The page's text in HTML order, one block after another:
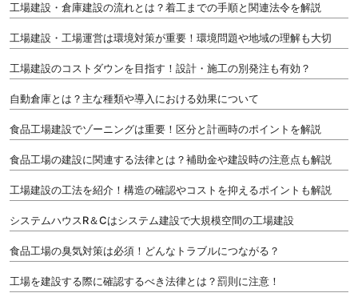
工場建設・倉庫建設の流れとは？着工までの手順と関連法令を解説
工場建設・工場運営は環境対策が重要！環境問題や地域の理解も大切
工場建設のコストダウンを目指す！設計・施工の別発注も有効？
自動倉庫とは？主な種類や導入における効果について
食品工場建設でゾーニングは重要！区分と計画時のポイントを解説
食品工場の建設に関連する法律とは？補助金や建設時の注意点も解説
工場建設の工法を紹介！構造の確認やコストを抑えるポイントも解説
システムハウスR＆Cはシステム建設で大規模空間の工場建設
食品工場の臭気対策は必須！どんなトラブルにつながる？
工場を建設する際に確認するべき法律とは？罰則に注意！